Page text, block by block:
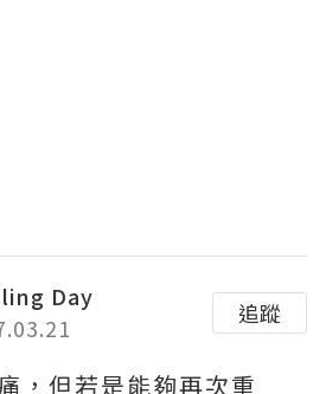
Day
追蹤
，但若是能夠再次重